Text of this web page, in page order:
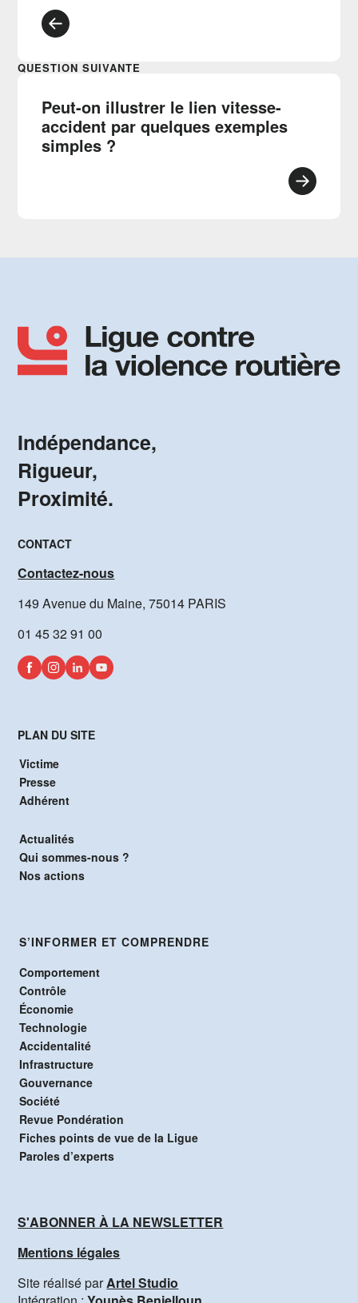
QUESTION SUIVANTE
Peut-on illustrer le lien vitesse-
accident par quelques exemples
simples ?
Indépendance,
Rigueur,
Proximité.
CONTACT
Contactez-nous
149 Avenue du Maine, 75014 PARIS
01 45 32 91 00
PLAN DU SITE
Victime
Presse
Adhérent
Actualités
Qui sommes-nous ?
Nos actions
S’INFORMER ET COMPRENDRE
Comportement
Contrôle
Économie
Technologie
Accidentalité
Infrastructure
Gouvernance
Société
Revue Pondération
Fiches points de vue de la Ligue
Paroles d’experts
S'ABONNER À LA NEWSLETTER
Mentions légales
Site réalisé parArtel Studio